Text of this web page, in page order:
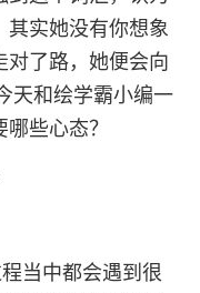
其实她没有你想象
对了路，她便会向
天和绘学霸小编一
些心态？
当中都会遇到很